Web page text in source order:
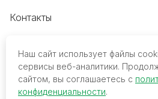
Контакты
8 (800) 700-68-45
trade@mediko.ru
Наш сайт использует файлы
сервисы веб-аналитики.
сайтом, вы соглашаетесь с
конфиденциальности.